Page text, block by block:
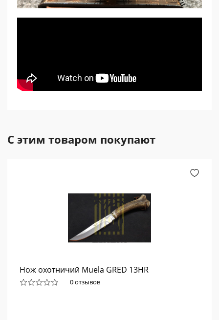
С этим товаром покупают
Нож охотничий Muela GRED 13HR
0 отзывов